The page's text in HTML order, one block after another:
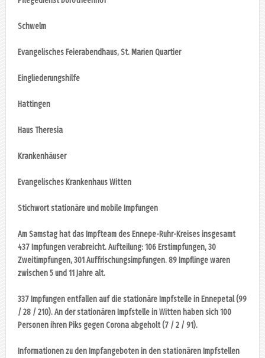
Schwelm
Evangelisches Feierabendhaus, St. Marien Quartier
Eingliederungshilfe
Hattingen
Haus Theresia
Krankenhäuser
Evangelisches Krankenhaus Witten
Stichwort stationäre und mobile Impfungen
Am Samstag hat das Impfteam des Ennepe-Ruhr-Kreises insgesamt
437 Impfungen verabreicht. Aufteilung: 106 Erstimpfungen, 30
Zweitimpfungen, 301 Auffrischungsimpfungen. 89 Impflinge waren
zwischen 5 und 11 Jahre alt.
337 Impfungen entfallen auf die stationäre Impfstelle in Ennepetal (99
/ 28 / 210). An der stationären Impfstelle in Witten haben sich 100
Personen ihren Piks gegen Corona abgeholt (7 / 2 / 91).
Informationen zu den Impfangeboten in den stationären Impfstellen